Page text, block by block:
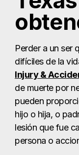
Perder a un ser
difíciles de la
Injury &
de muerte por
pueden
hijo o hija, o
lesión que fue
persona o